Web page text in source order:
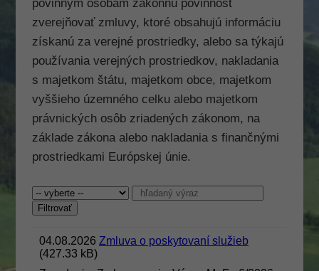
povinným osobám zákonnú povinnosť
zverejňovať zmluvy, ktoré obsahujú informáciu
získanú za verejné prostriedky, alebo sa týkajú
používania verejných prostriedkov, nakladania
s majetkom štátu, majetkom obce, majetkom
vyššieho územného celku alebo majetkom
právnických osôb zriadených zákonom, na
základe zákona alebo nakladania s finančnými
prostriedkami Európskej únie.